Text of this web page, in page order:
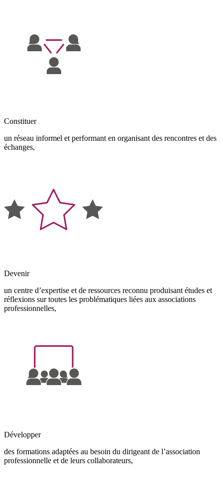
Constituer
un réseau informel et performant en organisant des rencontres et des
échanges,
Devenir
un centre d’expertise et de ressources reconnu produisant études et
réflexions sur toutes les problématiques liées aux associations
professionnelles,
Développer
des formations adaptées au besoin du dirigeant de l’association
professionnelle et de leurs collaborateurs,